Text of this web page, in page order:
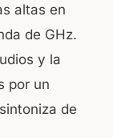
altas en
de GHz.
y la
por un
de